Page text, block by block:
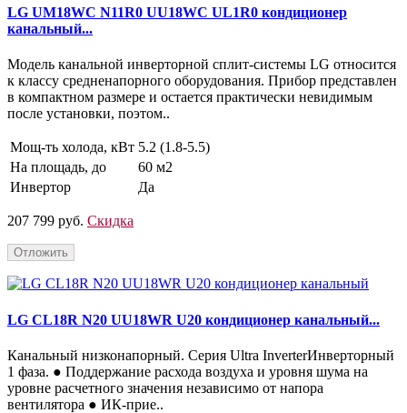
LG UM18WC N11R0 UU18WC UL1R0 кондиционер
канальный...
Модель канальной инверторной сплит-системы LG относится
к классу средненапорного оборудования. Прибор представлен
в компактном размере и остается практически невидимым
после установки, поэтом..
Мощ-ть холода, кВт 5.2 (1.8-5.5)
На площадь, до
60 м2
Инвертор
Да
207 799 руб. Скидка
Отложить
LG CL18R N20 UU18WR U20 кондиционер канальный...
Канальный низконапорный. Серия Ultra InverterИнверторный
1 фаза. ● Поддержание расхода воздуха и уровня шума на
уровне расчетного значения независимо от напора
вентилятора ● ИК-прие..